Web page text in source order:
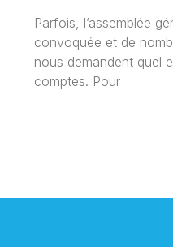
Parfois, l’assemblée
convoquée et de
nous demandent quel
comptes. Pour